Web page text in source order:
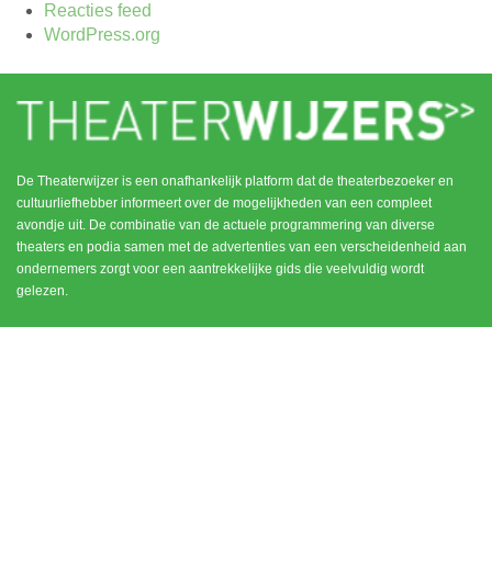
Reacties feed
WordPress.org
De Theaterwijzer is een onafhankelijk platform dat de theaterbezoeker en
cultuurliefhebber informeert over de mogelijkheden van een compleet
avondje uit. De combinatie van de actuele programmering van diverse
theaters en podia samen met de advertenties van een verscheidenheid aan
ondernemers zorgt voor een aantrekkelijke gids die veelvuldig wordt
gelezen.